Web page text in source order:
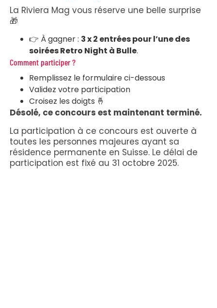
La Riviera Mag vous réserve une belle surprise
🎁
👉 À gagner : 3 x 2 entrées pour l’une des
soirées Retro Night à Bulle.
Comment participer ?
Remplissez le formulaire ci-dessous
Validez votre participation
Croisez les doigts 🤞
Désolé, ce concours est maintenant terminé.
La participation à ce concours est ouverte à
toutes les personnes majeures ayant sa
résidence permanente en Suisse. Le délai de
participation est fixé au 31 octobre 2025.